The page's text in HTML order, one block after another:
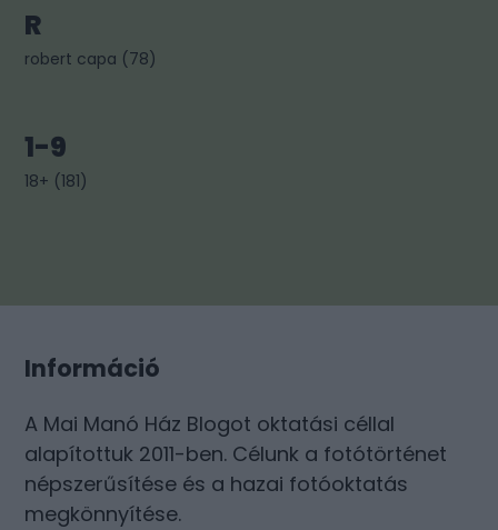
R
robert capa (78)
1-9
18+ (181)
Információ
A Mai Manó Ház Blogot oktatási céllal
alapítottuk 2011-ben. Célunk a fotótörténet
népszerűsítése és a hazai fotóoktatás
megkönnyítése.